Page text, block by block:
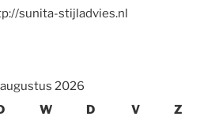
stijladvies.nl
augustus 2026
W D V Z